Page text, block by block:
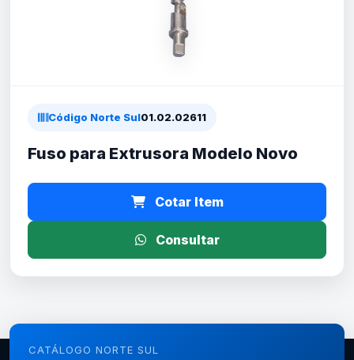
Código Norte Sul01.02.02611
Fuso para Extrusora Modelo Novo
Cotar Item
Consultar
CATÁLOGO NORTE SUL